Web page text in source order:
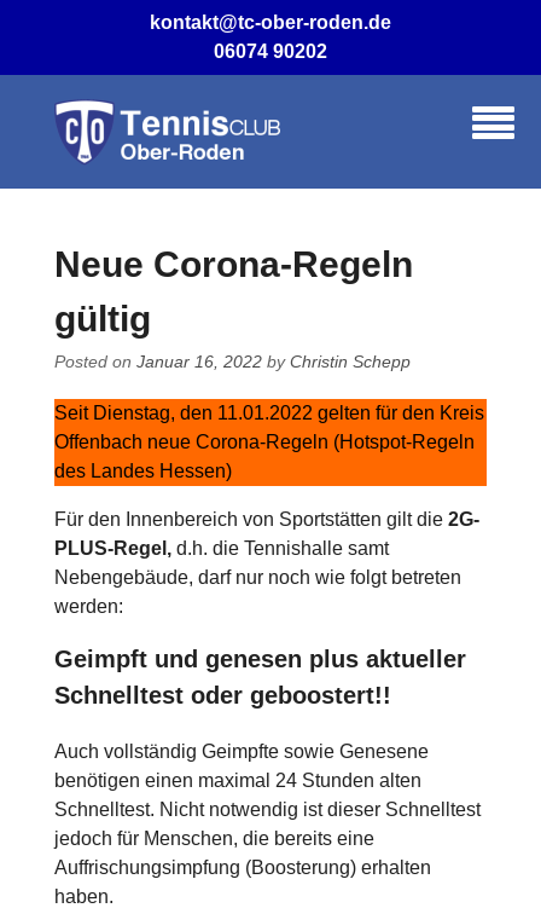
content
kontakt@tc-ober-roden.de
06074 90202
Neue Corona-Regeln
gültig
Posted on Januar 16, 2022byChristin Schepp
Seit Dienstag, den 11.01.2022 gelten für den Kreis
Offenbach neue Corona-Regeln (Hotspot-Regeln
des Landes Hessen)
Für den Innenbereich von Sportstätten gilt die 2G-
PLUS-Regel, d.h. die Tennishalle samt
Nebengebäude, darf nur noch wie folgt betreten
werden:
Geimpft und genesen plus aktueller
Schnelltest oder geboostert!!
Auch vollständig Geimpfte sowie Genesene
benötigen einen maximal 24 Stunden alten
Schnelltest. Nicht notwendig ist dieser Schnelltest
jedoch für Menschen, die bereits eine
Auffrischungsimpfung (Boosterung) erhalten
haben.